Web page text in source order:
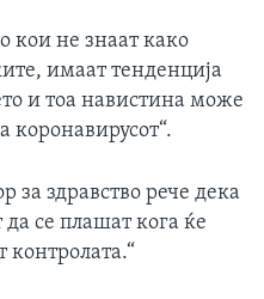
кои не знаат како
имаат тенденција
и тоа навистина може
коронавирусот“.
за здравство рече дека
се плашат кога ќе
контролата.“